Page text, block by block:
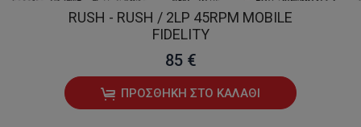
RUSH - RUSH / 2LP 45RPM MOBILE
FIDELITY
85 €
ΠΡΟΣΘΉΚΗ ΣΤΟ ΚΑΛΆΘΙ